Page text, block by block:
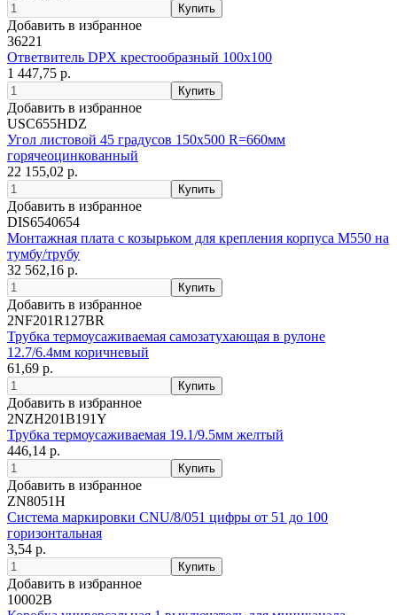
Добавить в избранное
36221
Ответвитель DPX крестообразный 100х100
1 447,75 р.
Добавить в избранное
USC655HDZ
Угол листовой 45 градусов 150x500 R=660мм
горячеоцинкованный
22 155,02 р.
Добавить в избранное
DIS6540654
Монтажная плата с козырьком для крепления корпуса M550 на
тумбу/трубу
32 562,16 р.
Добавить в избранное
2NF201R127BR
Трубка термоусаживаемая самозатухающая в рулоне
12.7/6.4мм коричневый
61,69 р.
Добавить в избранное
2NZH201B191Y
Трубка термоусаживаемая 19.1/9.5мм желтый
446,14 р.
Добавить в избранное
ZN8051H
Система маркировки CNU/8/051 цифры от 51 до 100
горизонтальная
3,54 р.
Добавить в избранное
10002B